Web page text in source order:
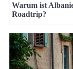
Warum ist
Roadtrip?